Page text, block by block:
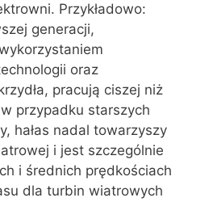
Przykładowo:
generacji,
oraz
pracują ciszej niż
przypadku starszych
hałas nadal towarzyszy
i jest szczególnie
i średnich prędkościach
dla turbin wiatrowych